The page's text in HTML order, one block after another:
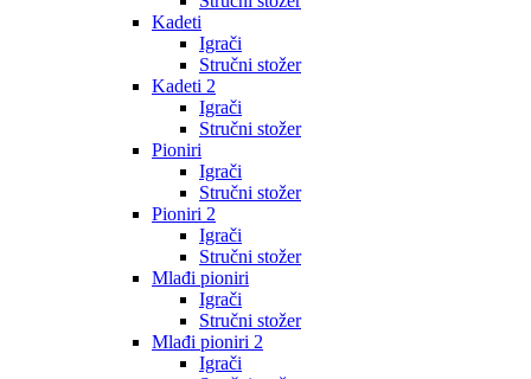
Kadeti
Igrači
Stručni stožer
Kadeti 2
Igrači
Stručni stožer
Pioniri
Igrači
Stručni stožer
Pioniri 2
Igrači
Stručni stožer
Mlađi pioniri
Igrači
Stručni stožer
Mlađi pioniri 2
Igrači